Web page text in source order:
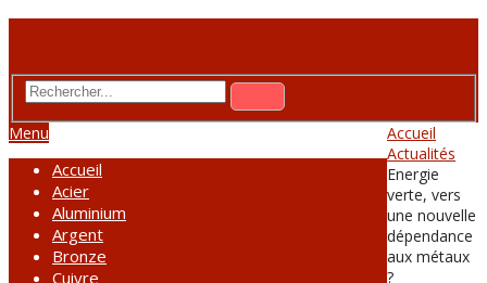
Menu
Accueil
Acier
Aluminium
Argent
Bronze
Cuivre
Accueil
Actualités
Energie
verte, vers
une nouvelle
dépendance
aux métaux
?